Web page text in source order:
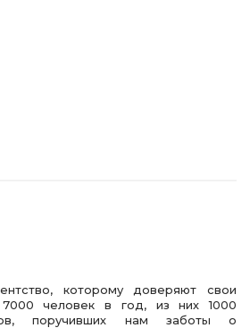
которому доверяют свои
7000 человек в год, из них 1000
поручивших нам заботы о